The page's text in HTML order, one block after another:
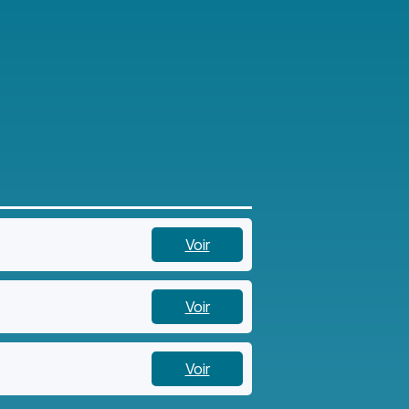
Voir
Voir
Voir